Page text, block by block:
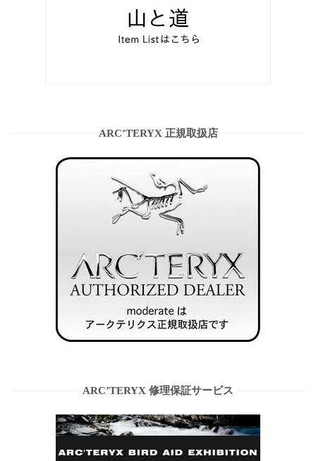
ARC’TERYX 正規取扱店
ARC’TERYX 修理保証サービス